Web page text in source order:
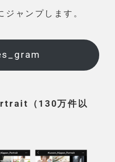
ジャンプします。
（130万件以